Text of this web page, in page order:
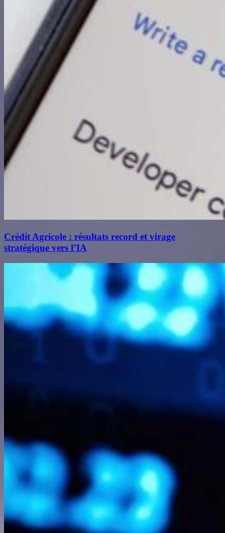
Crédit Agricole : résultats record et virage
stratégique vers l’IA